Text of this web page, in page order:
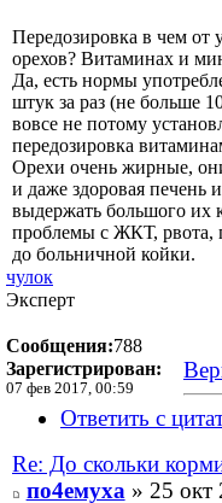
Передозировка в чем от
орехов? Витаминах и
Да, есть нормы
штук за раз (не больше
вовсе не потому
передозировка
Орехи очень жирные,
и даже здоровая печень
выдержать большого их
проблемы с ЖКТ, рвота,
до больничной койки.
чулок
Эксперт
Сообщения:788
Зарегистрирован:
07 фев 2017, 00:59
Ответить с
Re: До скольки
по4емуха » 25 окт